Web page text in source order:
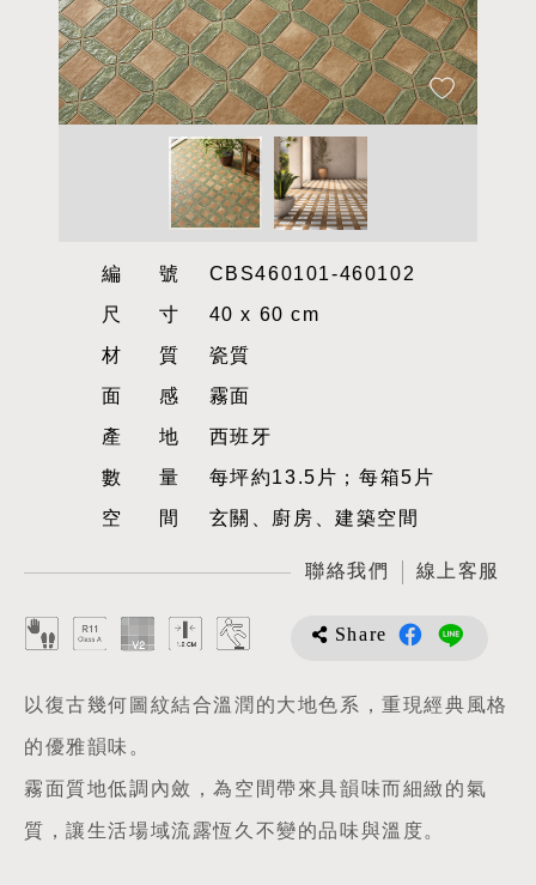
編號CBS460101-460102
尺寸40 x 60 cm
材質瓷質
面感霧面
產地西班牙
數量每坪約13.5片；每箱5片
空間玄關、廚房、建築空間
聯絡我們 線上客服
Share
以復古幾何圖紋結合溫潤的大地色系，重現經典風格
的優雅韻味。
霧面質地低調內斂，為空間帶來具韻味而細緻的氣
質，讓生活場域流露恆久不變的品味與溫度。